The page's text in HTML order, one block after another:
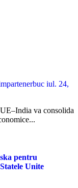
iul. 24,
pentru
Unite